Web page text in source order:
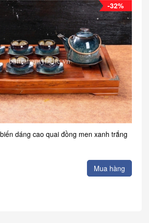
-32%
dáng cao quai đồng men xanh trắng
Mua hàng